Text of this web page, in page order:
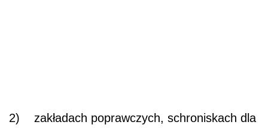
2) zakładach poprawczych, schroniskach dla